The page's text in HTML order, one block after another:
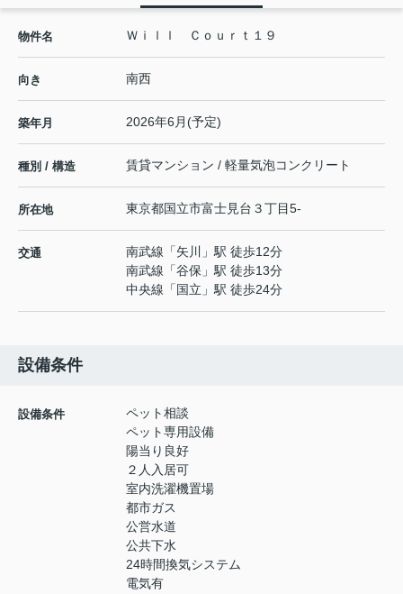
物件名 Ｗｉｌｌ Ｃｏｕｒｔ１９
向き 南西
築年月 2026年6月(予定)
種別 / 構造 賃貸マンション / 軽量気泡コンクリート
所在地 東京都国立市富士見台 ３丁目5-
交通 南武線 「矢川
」駅 徒歩12分
南武線 「谷保 」駅 徒歩13分
中央線 「 国立 」駅 徒歩24分
設備条件
設備条件
ペット相談
ペット専用設備
陽当り良好
２人入居可
室内洗濯機置場
都市ガス
公営水道
公共下水
24時間換気システム
電気有